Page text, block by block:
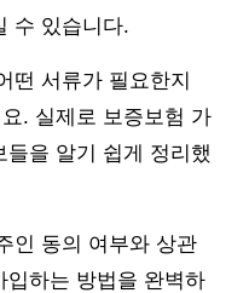
수 있습니다.
떤 서류가 필요한지
. 실제로 보증보험 가
을 알기 쉽게 정리했
인 동의 여부와 상관
입하는 방법을 완벽하